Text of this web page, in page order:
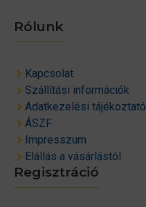
Rólunk
Kapcsolat
Szállítási információk
Adatkezelési tájékoztató
ÁSZF
Impresszum
Elállás a vásárlástól
Regisztráció